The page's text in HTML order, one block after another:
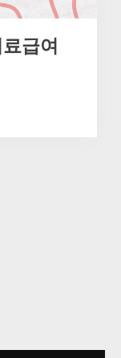
급여